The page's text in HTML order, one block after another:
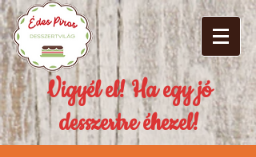
Vigyél el! Ha egy jó
desszertre éhezel!